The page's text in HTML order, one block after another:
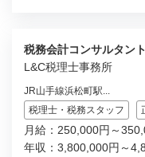
税務会計コンサルタント
L&C税理士事務所
JR山手線浜松町駅...
税理士・税務スタッフ
月給：250,000円～
年収：3,800,000円～